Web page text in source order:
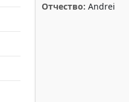
Отчество: Andrei